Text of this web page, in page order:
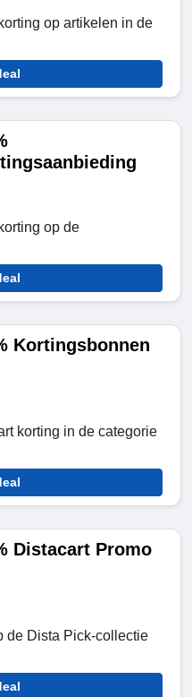
op artikelen in de
op de
Kortingsbonnen
korting in de categorie
Distacart Promo
de Dista Pick-collectie